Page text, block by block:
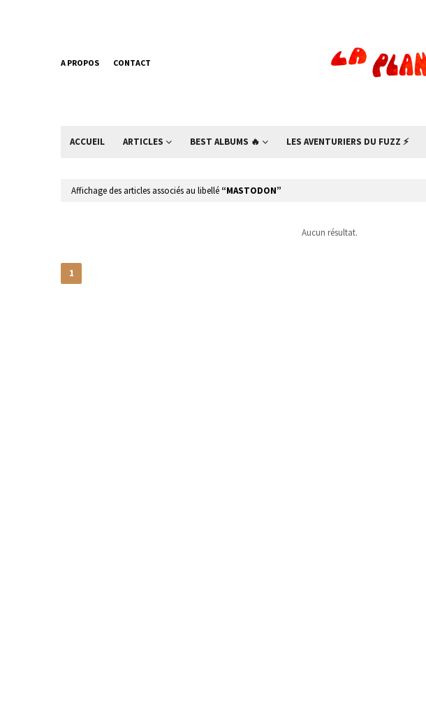
A PROPOS CONTACT
ACCUEIL ARTICLES BEST ALBUMS 🔥 LES AVENTURIERS DU FUZZ ⚡
Affichage des articles associés au libellé MASTODON
Aucun résultat.
1